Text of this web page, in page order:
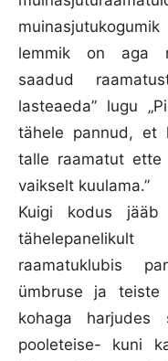
lemmik on aga
saadud
lasteaeda” lugu
tähele pannud, et
talle raamatut
vaikselt kuulama.”
Kuigi kodus jääb
raamatuklubis
ümbruse ja teiste
kohaga
pooleteise- kuni